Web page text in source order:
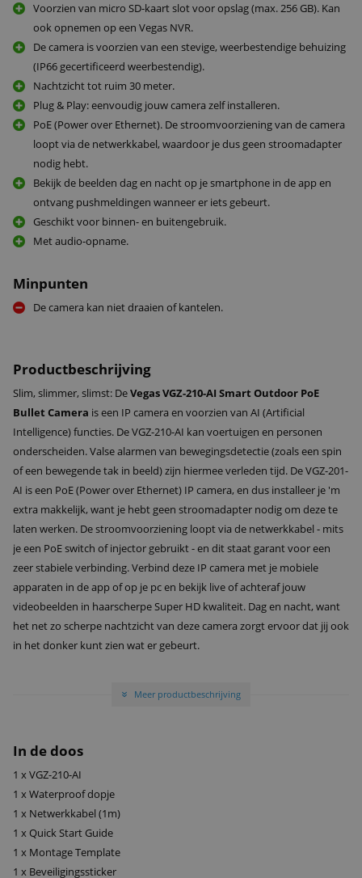
Voorzien van micro SD-kaart slot voor opslag (max. 256 GB). Kan
ook opnemen op een Vegas NVR.
De camera is voorzien van een stevige, weerbestendige behuizing
(IP66 gecertificeerd weerbestendig).
Nachtzicht tot ruim 30 meter.
Plug & Play: eenvoudig jouw camera zelf installeren.
PoE (Power over Ethernet). De stroomvoorziening van de camera
loopt via de netwerkkabel, waardoor je dus geen stroomadapter
nodig hebt.
Bekijk de beelden dag en nacht op je smartphone in de app en
ontvang pushmeldingen wanneer er iets gebeurt.
Geschikt voor binnen- en buitengebruik.
Met audio-opname.
Minpunten
De camera kan niet draaien of kantelen.
Productbeschrijving
Slim, slimmer, slimst: DeVegas VGZ-210-AI Smart Outdoor PoE
Bullet Camera is een IP camera en voorzien van AI (Artificial
Intelligence) functies. De VGZ-210-AI kan voertuigen en personen
onderscheiden. Valse alarmen van bewegingsdetectie (zoals een spin
of een bewegende tak in beeld) zijn hiermee verleden tijd. De VGZ-201-
AI is een PoE (Power over Ethernet) IP camera, en dus installeer je 'm
extra makkelijk, want je hebt geen stroomadapter nodig om deze te
laten werken. De stroomvoorziening loopt via de netwerkkabel - mits
je een PoE switch of injector gebruikt - en dit staat garant voor een
zeer stabiele verbinding. Verbind deze IP camera met je mobiele
apparaten in de app of op je pc en bekijk live of achteraf jouw
videobeelden in haarscherpe Super HD kwaliteit. Dag en nacht, want
het net zo scherpe nachtzicht van deze camera zorgt ervoor dat jij ook
in het donker kunt zien wat er gebeurt.
» Meer productbeschrijving
In de doos
1 x VGZ-210-AI
1 x Waterproof dopje
1 x Netwerkkabel (1m)
1 x Quick Start Guide
1 x Montage Template
1 x Beveiligingssticker